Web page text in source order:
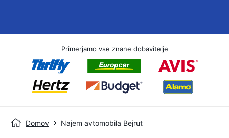
Primerjamo vse znane dobavitelje
Domov Najem avtomobila Bejrut